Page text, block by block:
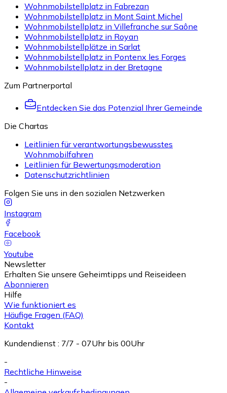
Wohnmobilstellplatz in Fabrezan
Wohnmobilstellplatz in Mont Saint Michel
Wohnmobilstellplatz in Villefranche sur Saône
Wohnmobilstellplatz in Royan
Wohnmobilstellplätze in Sarlat
Wohnmobilstellplatz in Pontenx les Forges
Wohnmobilstellplatz in der Bretagne
Zum Partnerportal
Entdecken Sie das Potenzial Ihrer Gemeinde
Die Chartas
Leitlinien für verantwortungsbewusstes
Wohnmobilfahren
Leitlinien für Bewertungsmoderation
Datenschutzrichtlinien
Folgen Sie uns in den sozialen Netzwerken
Instagram
Facebook
Youtube
Newsletter
Erhalten Sie unsere Geheimtipps und Reiseideen
Abonnieren
Hilfe
Wie funktioniert es
Häufige Fragen (FAQ)
Kontakt
Kundendienst : 7/7 - 07Uhr bis 00Uhr
-
Rechtliche Hinweise
-